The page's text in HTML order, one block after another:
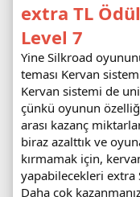
extra TL
Level 7
Yine Silkroad
teması Kervan
Kervan sistemi de
çünkü oyunun
arası kazanç
biraz azalttık ve
kırmamak için,
yapabilecekleri extra
Daha çok